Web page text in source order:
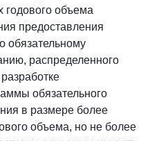
годового объема
предоставления
обязательному
распределенного
обязательного
в размере более
объема, но не более